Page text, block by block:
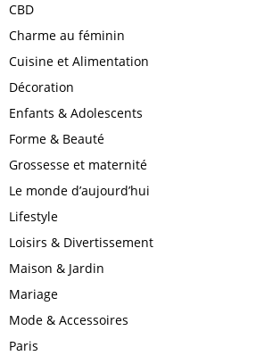
CBD
Charme au féminin
Cuisine et Alimentation
Décoration
Enfants & Adolescents
Forme & Beauté
Grossesse et maternité
Le monde d’aujourd’hui
Lifestyle
Loisirs & Divertissement
Maison & Jardin
Mariage
Mode & Accessoires
Paris